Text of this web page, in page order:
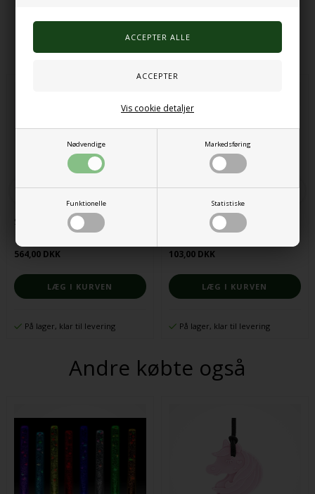
Nødvendige Markedsføring
Funktionelle Statistiske
Vis cookie detaljer
Alternative produkter
Sansemåtte til skød og gulv
564,00 DKK
På lager, klar til levering
103,00 DKK
På lager, klar til levering
Andre købte også